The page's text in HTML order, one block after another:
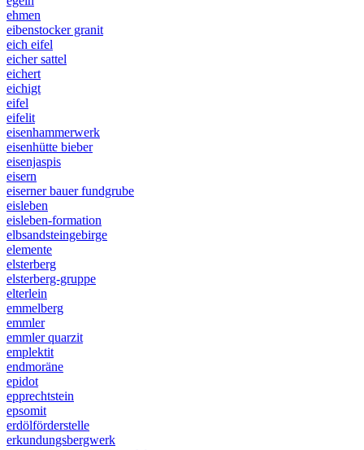
ehmen
eibenstocker granit
eich eifel
eicher sattel
eichert
eichigt
eifel
eifelit
eisenhammerwerk
eisenhütte bieber
eisenjaspis
eisern
eiserner bauer fundgrube
eisleben
eisleben-formation
elbsandsteingebirge
elemente
elsterberg
elsterberg-gruppe
elterlein
emmelberg
emmler
emmler quarzit
emplektit
endmoräne
epidot
epprechtstein
epsomit
erdölförderstelle
erkundungsbergwerk